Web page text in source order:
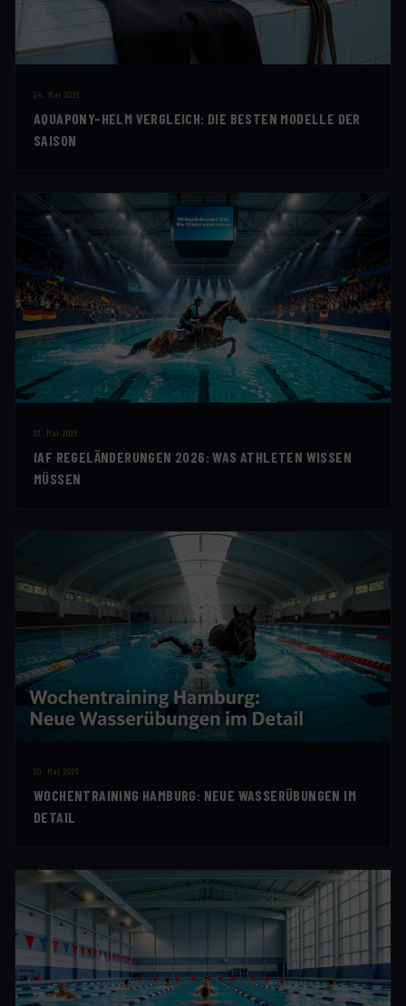
24. Mai 2026
AQUAPONY-HELM VERGLEICH: DIE BESTEN MODELLE DER
SAISON
22. Mai 2026
IAF REGELÄNDERUNGEN 2026: WAS ATHLETEN WISSEN
MÜSSEN
20. Mai 2026
WOCHENTRAINING HAMBURG: NEUE WASSERÜBUNGEN IM
DETAIL